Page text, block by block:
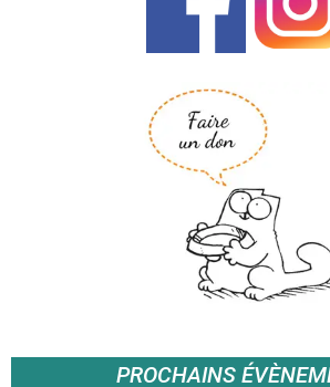
PROCHAINS